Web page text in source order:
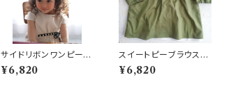
サイドリボンワンピース
kids90.110
¥6,820
スイートピーブラウス
3年着られる子供服
¥6,820